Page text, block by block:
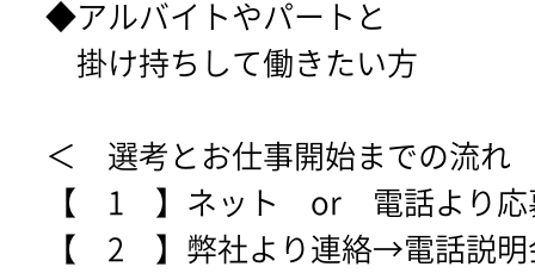
◆アルバイトやパートと
掛け持ちして働きたい方
＜ 選考とお仕事開始までの流
【 1 】ネット or 電話より応
【 2 】弊社より連絡→電話説明